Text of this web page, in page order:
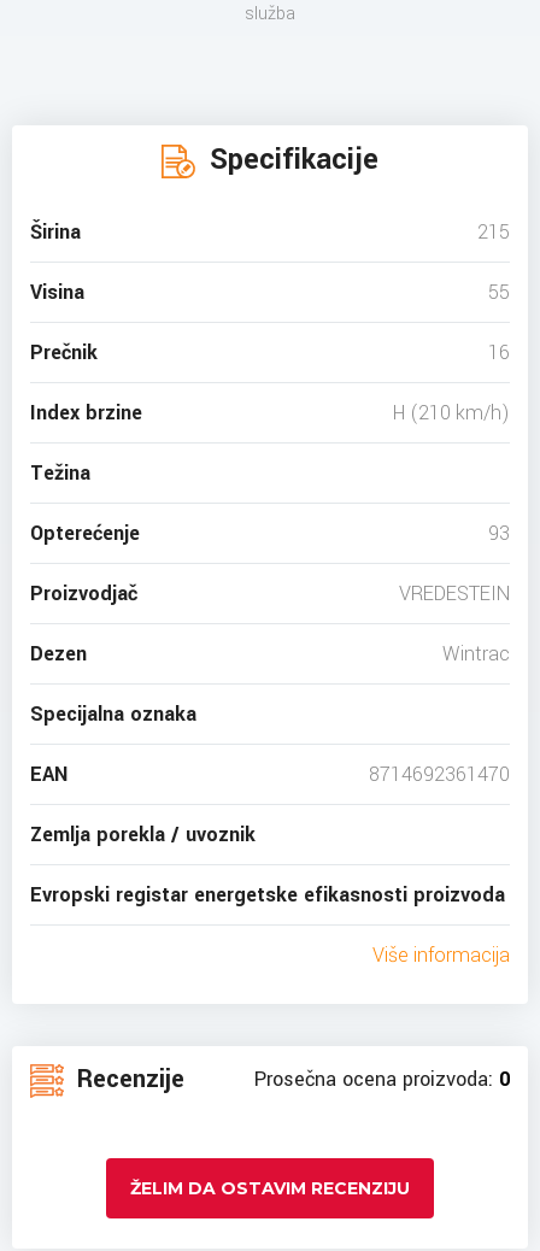
služba
Specifikacije
Širina 215
Visina 55
Prečnik 16
Index brzine H (210 km/h)
Težina
Opterećenje 93
Proizvodjač VREDESTEIN
Dezen Wintrac
Specijalna oznaka
EAN 8714692361470
Zemlja porekla / uvoznik
Evropski registar energetske efikasnosti proizvoda
Više informacija
Recenzije Prosečna ocena proizvoda: 0
ŽELIM DA OSTAVIM RECENZIJU